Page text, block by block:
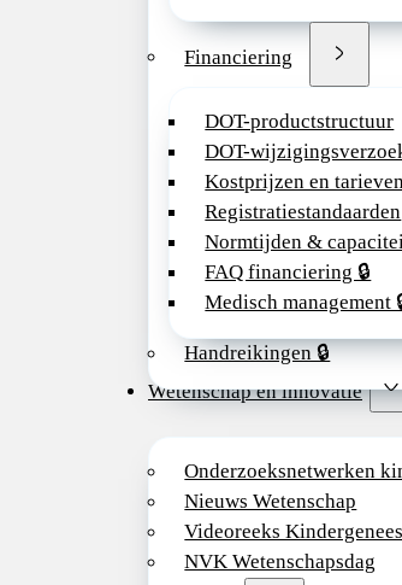
Financiering
DOT-productstructuur
DOT-
Kostprijzen en
Registratiestandaarden
Normtijden &
FAQ financiering 🔒
Medisch management
Handreikingen 🔒
Wetenschap en innovatie
Onderzoeksnetwerken
Nieuws Wetenschap
Videoreeks
NVK Wetenschapsdag